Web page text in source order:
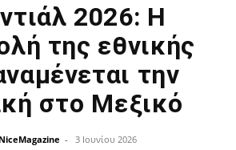
2026: Η
της εθνικής
την
στο Μεξικό
NiceMagazine - 3 Ιουνίου 2026